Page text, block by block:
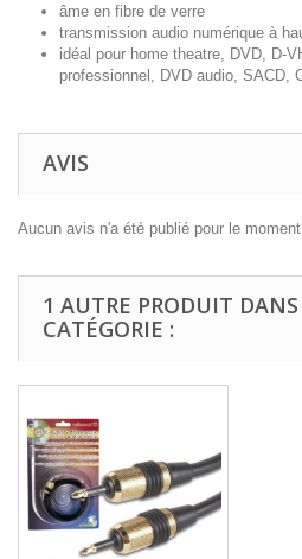
âme en fibre de verre
transmission audio numérique à
idéal pour home theatre, DVD, D-
professionnel, DVD audio, SACD,
AVIS
Aucun avis n'a été publié pour le
1 AUTRE PRODUIT
CATÉGORIE :